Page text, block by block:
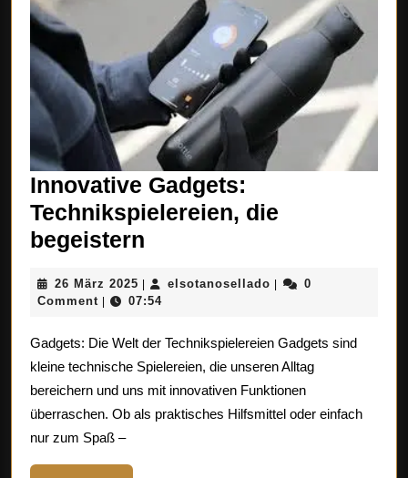
Innovative Gadgets:
Technikspielereien, die
begeistern
Technikspielereien,
begeistern
26 März 2025 26
März
elsotanosellado elsotanosellado
0
Comment
07:54
Gadgets: Die Welt der Technikspielereien Gadgets sind
kleine technische Spielereien, die unseren Alltag
bereichern und uns mit innovativen Funktionen
überraschen. Ob als praktisches Hilfsmittel oder einfach
nur zum Spaß –